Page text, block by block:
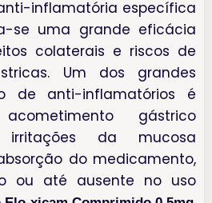
inflamatória específica
se uma grande eficácia
colaterais e riscos de
Um dos grandes
de anti-inflamatórios é
gástrico
irritações da mucosa
do medicamento,
ou até ausente no uso